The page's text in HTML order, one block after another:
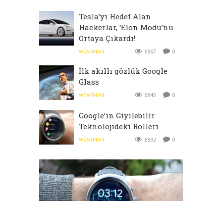
Tesla’yı Hedef Alan
Hackerlar, ‘Elon Modu’nu
Ortaya Çıkardı!
WEARMAN 6967 0
İlk akıllı gözlük Google
Glass
WEARMAN 6845 0
Google’ın Giyilebilir
Teknolojideki Rolleri
WEARMAN 6892 0